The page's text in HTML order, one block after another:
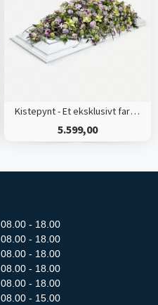
Kistepynt - Et eksklusivt farvel
5.599,00
08.00 - 18.00
08.00 - 18.00
08.00 - 18.00
08.00 - 18.00
08.00 - 18.00
08.00 - 15.00